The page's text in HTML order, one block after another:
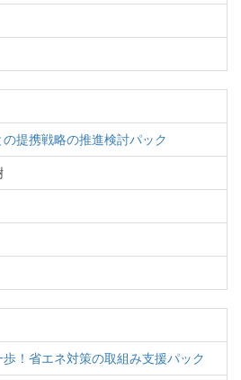
提携戦略の推進検討パック
歩！省エネ対策の取組み支援パック